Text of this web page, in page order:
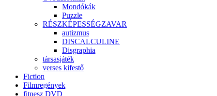
Mondókák
Puzzle
RÉSZKÉPESSÉGZAVAR
autizmus
DISCALCULINE
Disgraphia
társasjáték
verses kifestő
Fiction
Filmregények
fitnesz DVD